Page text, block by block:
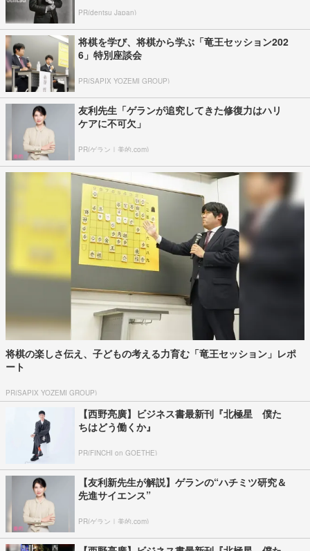
PR(dentsu Japan)
将棋を学び、将棋から学ぶ「竜王セッション202
6」特別座談会
PR(SAPIX YOZEMI GROUP)
友利先生「ゲランが追究してきた修復力はハリ
ケアに不可欠」
PR(ゲラン｜美的.com)
将棋の楽しさ伝え、子どもの考える力育む「竜王セッション」レポ
ート
PR(SAPIX YOZEMI GROUP)
【西野亮廣】ビジネス書最新刊『北極星 僕た
ちはどう働くか』
PR(FINCHI on GOETHE)
【友利新先生が解説】ゲランの“ハチミツ研究＆
先進サイエンス”
PR(ゲラン｜美的.com)